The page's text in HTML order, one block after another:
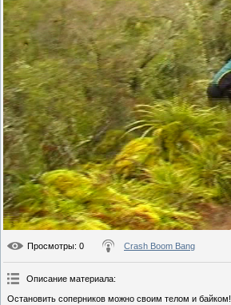
Просмотры: 0 Crash Boom Bang
Описание материала:
Остановить соперников можно своим телом и байком!